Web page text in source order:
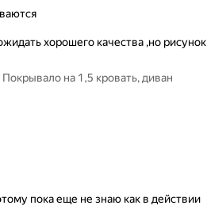
хорошего качества ,но рисунок
на 1,5 кровать, диван
пока еще не знаю как в действии